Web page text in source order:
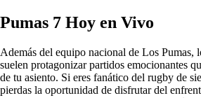
Pumas 7 Hoy en Vivo
Además del equipo nacional de Los Pumas,
suelen protagonizar partidos emocionantes
de tu asiento. Si eres fanático del rugby de
pierdas la oportunidad de disfrutar del